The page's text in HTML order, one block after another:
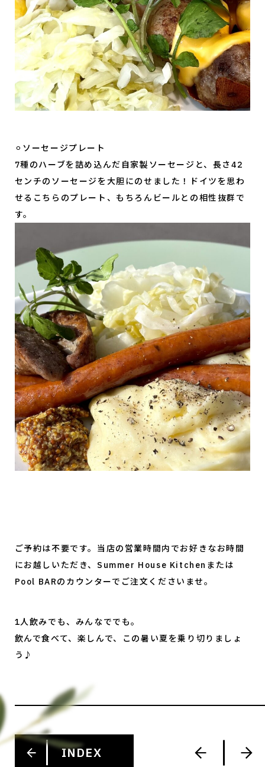
⚪︎ソーセージプレート
7種のハーブを詰め込んだ自家製ソーセージと、長さ42
センチのソーセージを大胆にのせました！ドイツを思わ
せるこちらのプレート、もちろんビールとの相性抜群で
す。
ご予約は不要です。当店の営業時間内でお好きなお時間
にお越しいただき、Summer House Kitchenまたは
Pool BARのカウンターでご注文くださいませ。
1人飲みでも、みんなででも。
飲んで食べて、楽しんで、この暑い夏を乗り切りましょ
う♪
INDEX